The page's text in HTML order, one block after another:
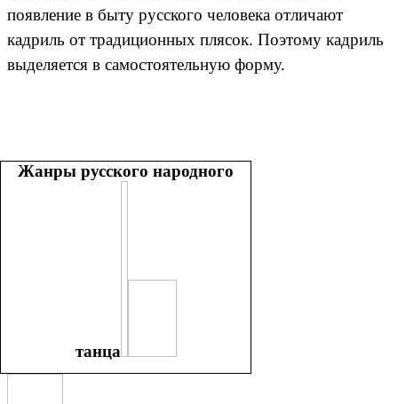
появление в быту русского человека отличают
кадриль от традиционных плясок. Поэтому кадриль
выделяется в самостоятельную форму.
Жанры русского народного
танца